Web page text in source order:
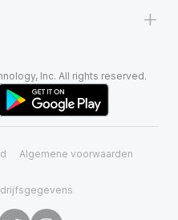
+
Inc. All rights reserved.
Algemene voorwaarden